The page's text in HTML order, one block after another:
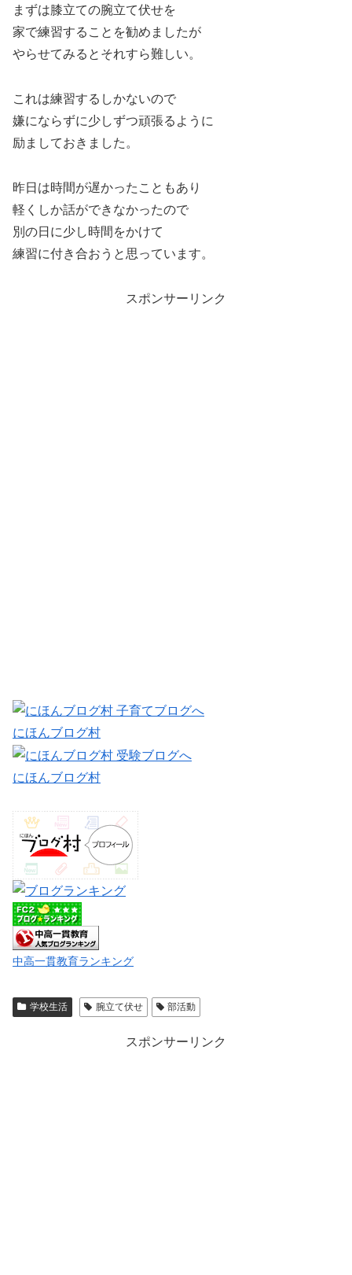
まずは膝立ての腕立て伏せを
家で練習することを勧めましたが
やらせてみるとそれすら難しい。
これは練習するしかないので
嫌にならずに少しずつ頑張るように
励ましておきました。
昨日は時間が遅かったこともあり
軽くしか話ができなかったので
別の日に少し時間をかけて
練習に付き合おうと思っています。
スポンサーリンク
にほんブログ村
にほんブログ村
中高一貫教育ランキング
学校生活 腕立て伏せ 部活動
スポンサーリンク